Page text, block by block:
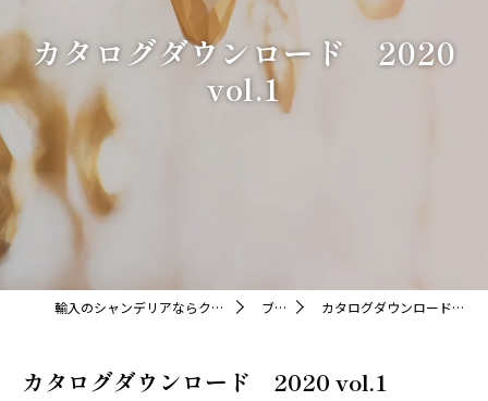
カタログダウンロード 2020
vol.1
輸入のシャンデリアならクラシカ株式会社 ブログ カタログダウンロード 2020 vol.1
カタログダウンロード 2020 vol.1